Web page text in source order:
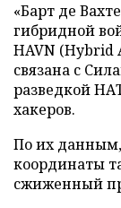
«Барт де
гибридной
HAVN (Hybrid
связана с
разведкой
хакеров.
По их данным,
координаты
сжиженный